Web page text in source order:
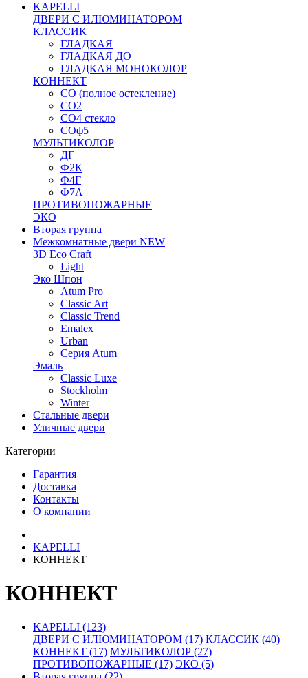
KAPELLI
ДВЕРИ С ИЛЮМИНАТОРОМ
КЛАССИК
ГЛАДКАЯ
ГЛАДКАЯ ДО
ГЛАДКАЯ МОНОКОЛОР
КОННЕКТ
СО (полное остекление)
СО2
СО4 стекло
СОф5
МУЛЬТИКОЛОР
ДГ
Ф2К
Ф4Г
Ф7А
ПРОТИВОПОЖАРНЫЕ
ЭКО
Вторая группа
Межкомнатные двери NEW
3D Eco Craft
Light
Эко Шпон
Atum Pro
Classic Art
Classic Trend
Emalex
Urban
Серия Atum
Эмаль
Classic Luxe
Stockholm
Winter
Стальные двери
Уличные двери
Категории
Гарантия
Доставка
Контакты
О компании
KAPELLI
КОННЕКТ
КОННЕКТ
KAPELLI (123)
ДВЕРИ С ИЛЮМИНАТОРОМ (17) КЛАССИК (40)
КОННЕКТ (17) МУЛЬТИКОЛОР (27)
ПРОТИВОПОЖАРНЫЕ (17) ЭКО (5)